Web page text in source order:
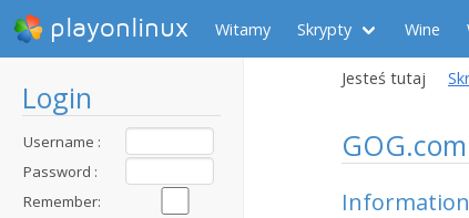
playonlinux Witamy Skrypty Wine
Login
Username :
Password :
Remember:
Jesteś tutaj